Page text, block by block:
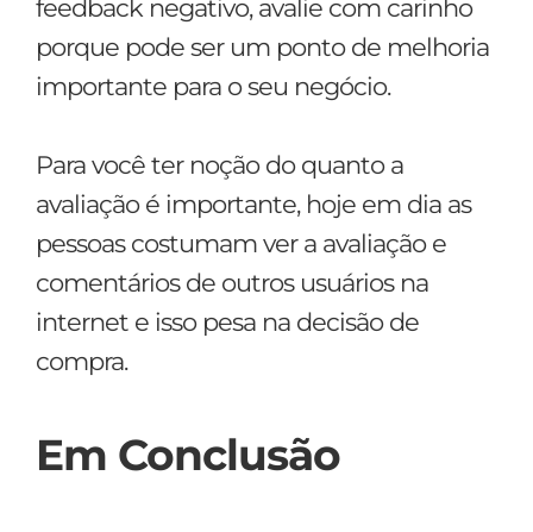
feedback negativo, avalie com carinho
porque pode ser um ponto de melhoria
importante para o seu negócio.
Para você ter noção do quanto a
avaliação é importante, hoje em dia as
pessoas costumam ver a avaliação e
comentários de outros usuários na
internet e isso pesa na decisão de
compra.
Em Conclusão